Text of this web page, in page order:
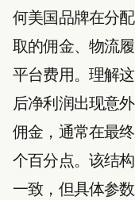
何美国品牌在分
取的佣金、物流
平台费用。理解
后净利润出现意
佣金，通常在最
个百分点。该结
一致，但具体参